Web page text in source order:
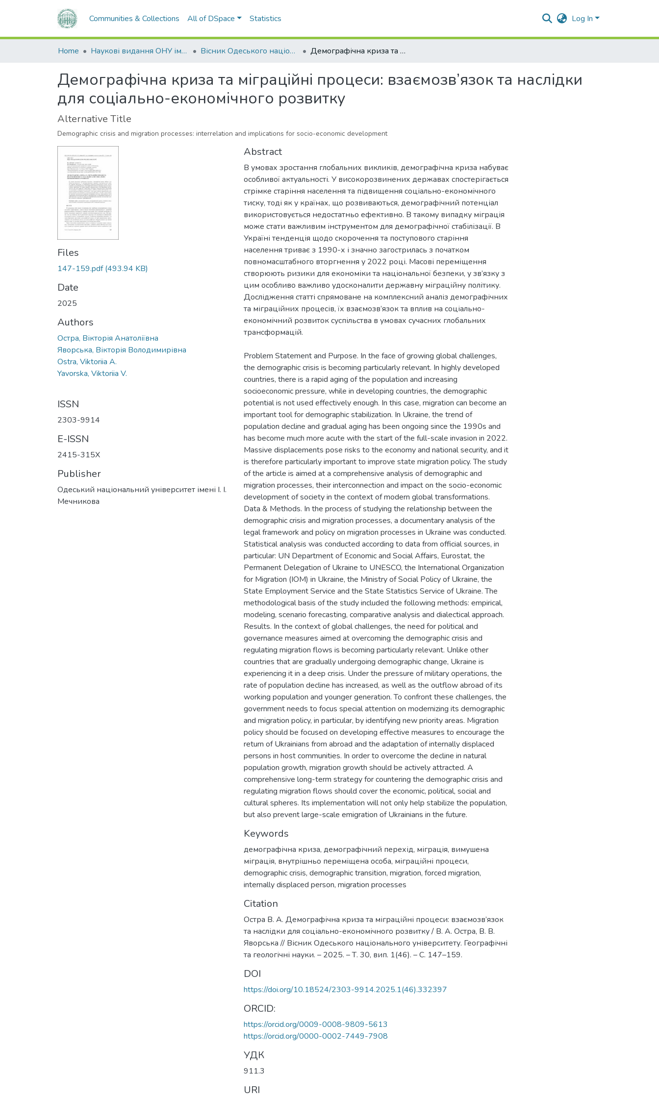
Communities & Collections All of DSpace Statistics Log In
Home Наукові видання ОНУ імені І. І. Мечникова Вісник Одеського національного університету. Географічні та геологічні науки Демографічна криза та міграційні процеси: взаємозв’язок та наслідки для соціально-економічного розвитку
Демографічна криза та міграційні процеси: взаємозв’язок та наслідки
для соціально-економічного розвитку
Alternative Title
Demographic crisis and migration processes: interrelation and implications for socio-economic development
Files
147-159.pdf(493.94 KB)
Date
2025
Authors
Остра, Вікторія Анатоліївна
Яворська, Вікторія Володимирівна
Ostra, Viktoriia A.
Yavorska, Viktoriia V.
ISSN
2303-9914
E-ISSN
2415-315X
Publisher
Одеський національний університет імені І. І.
Мечникова
Abstract
В умовах зростання глобальних викликів, демографічна криза набуває
особливої актуальності. У високорозвинених державах спостерігається
стрімке старіння населення та підвищення соціально-економічного
тиску, тоді як у країнах, що розвиваються, демографічний потенціал
використовується недостатньо ефективно. В такому випадку міграція
може стати важливим інструментом для демографічної стабілізації. В
Україні тенденція щодо скорочення та поступового старіння
населення триває з 1990-х і значно загострилась з початком
повномасштабного вторгнення у 2022 році. Масові переміщення
створюють ризики для економіки та національної безпеки, у зв’язку з
цим особливо важливо удосконалити державну міграційну політику.
Дослідження статті спрямоване на комплексний аналіз демографічних
та міграційних процесів, їх взаємозв’язок та вплив на соціально-
економічний розвиток суспільства в умовах сучасних глобальних
Problem Statement and Purpose. In the face of growing global challenges,
the demographic crisis is becoming particularly relevant. In highly developed
countries, there is a rapid aging of the population and increasing
socioeconomic pressure, while in developing countries, the demographic
potential is not used effectively enough. In this case, migration can become an
important tool for demographic stabilization. In Ukraine, the trend of
population decline and gradual aging has been ongoing since the 1990s and
has become much more acute with the start of the full-scale invasion in 2022.
Massive displacements pose risks to the economy and national security, and it
is therefore particularly important to improve state migration policy. The study
of the article is aimed at a comprehensive analysis of demographic and
migration processes, their interconnection and impact on the socio-economic
development of society in the context of modern global transformations.
Data & Methods. In the process of studying the relationship between the
demographic crisis and migration processes, a documentary analysis of the
legal framework and policy on migration processes in Ukraine was conducted.
Statistical analysis was conducted according to data from official sources, in
particular: UN Department of Economic and Social Affairs, Eurostat, the
Permanent Delegation of Ukraine to UNESCO, the International Organization
for Migration (IOM) in Ukraine, the Ministry of Social Policy of Ukraine, the
State Employment Service and the State Statistics Service of Ukraine. The
methodological basis of the study included the following methods: empirical,
modeling, scenario forecasting, comparative analysis and dialectical approach.
Results. In the context of global challenges, the need for political and
governance measures aimed at overcoming the demographic crisis and
regulating migration flows is becoming particularly relevant. Unlike other
countries that are gradually undergoing demographic change, Ukraine is
experiencing it in a deep crisis. Under the pressure of military operations, the
rate of population decline has increased, as well as the outflow abroad of its
working population and younger generation. To confront these challenges, the
government needs to focus special attention on modernizing its demographic
and migration policy, in particular, by identifying new priority areas. Migration
policy should be focused on developing effective measures to encourage the
return of Ukrainians from abroad and the adaptation of internally displaced
persons in host communities. In order to overcome the decline in natural
population growth, migration growth should be actively attracted. A
comprehensive long-term strategy for countering the demographic crisis and
regulating migration flows should cover the economic, political, social and
cultural spheres. Its implementation will not only help stabilize the population,
but also prevent large-scale emigration of Ukrainians in the future.
Keywords
демографічна криза, демографічний перехід, міграція, вимушена
міграція, внутрішньо переміщена особа, міграційні процеси,
demographic crisis, demographic transition, migration, forced migration,
internally displaced person, migration processes
Citation
Остра В. А. Демографічна криза та міграційні процеси: взаємозв’язок
та наслідки для соціально-економічного розвитку / В. А. Остра, В. В.
Яворська // Вісник Одеського національного університету. Географічні
та геологічні науки. – 2025. – Т. 30, вип. 1(46). – С. 147–159.
DOI
https://doi.org/10.18524/2303-9914.2025.1(46).332397
ORCID:
https://orcid.org/0009-0008-9809-5613
https://orcid.org/0000-0002-7449-7908
УДК
911.3
URI